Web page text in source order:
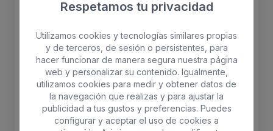
Apartamento Premium
Panorámica Océano & Dunas
Apartamento de un dormitorio con cama de
Respetamos tu privacidad
Utilizamos cookies y tecnologías similares propias
y de terceros, de sesión o persistentes, para
hacer funcionar de manera segura nuestra página
web y personalizar su contenido. Igualmente,
utilizamos cookies para medir y obtener datos de
la navegación que realizas y para ajustar la
publicidad a tus gustos y preferencias. Puedes
configurar y aceptar el uso de cookies a